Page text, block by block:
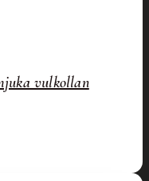
vulkollan